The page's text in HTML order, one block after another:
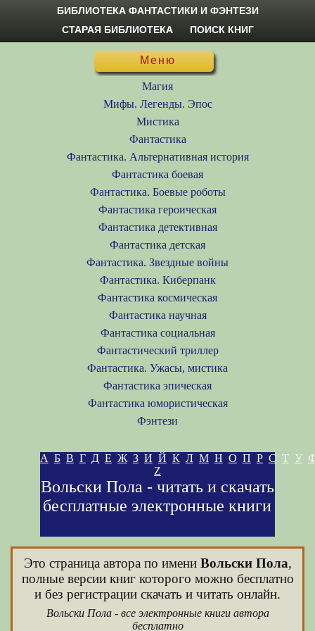
БИБЛИОТЕКА ФАНТАСТИКИ И ФЭНТЕЗИ
СТАРАЯ БИБЛИОТЕКА
ПОИСК КНИГ
Меню
Магия
Мифы. Легенды. Эпос
Мистика
Фантастика
Фантастика. Альтернативная история
Фантастика боевая
Фантастика. Боевые роботы
Фантастика героическая
Фантастика детективная
Фантастика детская
Фантастика. Звездные войны
Фантастика. Киберпанк
Фантастика космическая
Фантастика научная
Фантастика социальная
Фантастический триллер
Фантастика. Ужасы, мистика
Фантастика эпическая
Фантастика юмористическая
Фэнтези
А Б В Г Д Е Ж З И Й К Л М Н О П Р С Т У
Z
Вольски Пола - читать и скачать
бесплатные электронные книги
Это страница автора по имени Вольски Пола,
полные версии книг которого можно бесплатно
и без регистрации скачать и читать онлайн.
Вольски Пола - все электронные книги автора
бесплатно